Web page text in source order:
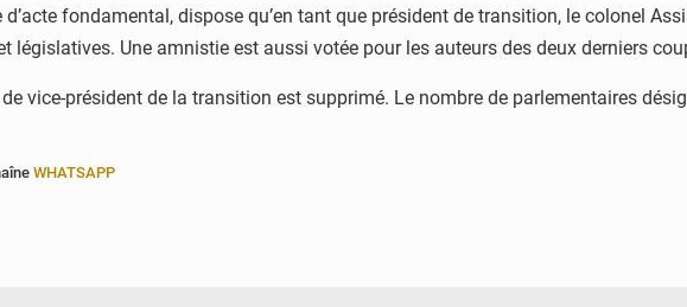
fondamental, dispose qu’en tant que président de transition, le colonel
législatives. Une amnistie est aussi votée pour les auteurs des deux derniers
vice-président de la transition est supprimé. Le nombre de parlementaires
WHATSAPP